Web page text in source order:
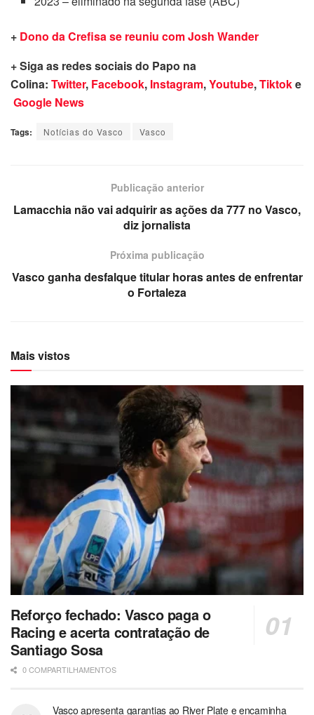
+ Dono da Crefisa se reuniu com Josh Wander
+ Siga as redes sociais do Papo na
Colina: Twitter, Facebook, Instagram,Youtube,Tiktoke
Google News
Tags: Notícias do Vasco Vasco
Publicação anterior
Lamacchia não vai adquirir as ações da 777 no Vasco,
diz jornalista
Próxima publicação
Vasco ganha desfalque titular horas antes de enfrentar
o Fortaleza
Mais vistos
Reforço fechado: Vasco paga o
Racing e acerta contratação de
Santiago Sosa
0 COMPARTILHAMENTOS
Vasco apresenta garantias ao River Plate e encaminha